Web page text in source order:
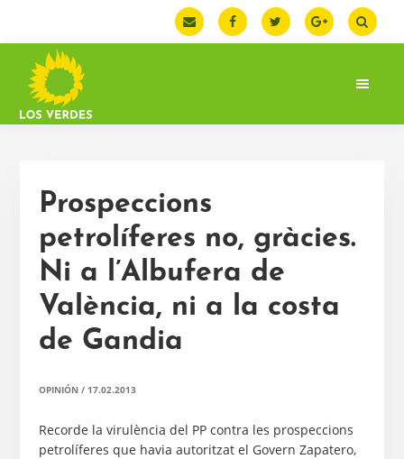
la
navegación
principal
contenido
principal
la
barra
lateral
principal
LOS
Web
Federación
Verdes.
Prospeccions
petrolíferes no, gràcies.
Ni a l’Albufera de
València, ni a la costa
de Gandia
OPINIÓN/ 17.02.2013
Recorde la virulència del PP contra les prospeccions
petrolíferes que havia autoritzat el Govern Zapatero,